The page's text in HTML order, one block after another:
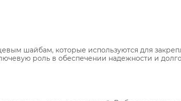
шайбам, которые используются для
роль в обеспечении надежности и